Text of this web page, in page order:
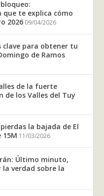
que te explica cómo
2026 09/04/2026
clave para obtener tu
de Ramos
de la fuerte
de los Valles del Tuy
la bajada de El
15M 11/03/2026
Último minuto,
verdad sobre la